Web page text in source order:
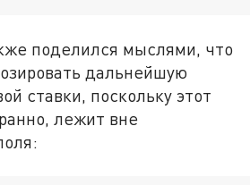
поделился мыслями, что
дальнейшую
ставки, поскольку этот
лежит вне